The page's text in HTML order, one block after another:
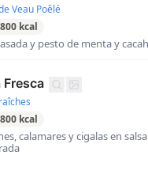
Veau Poêlé
800 kcal
y pesto de menta y
Fresca
800 kcal
calamares y cigalas en